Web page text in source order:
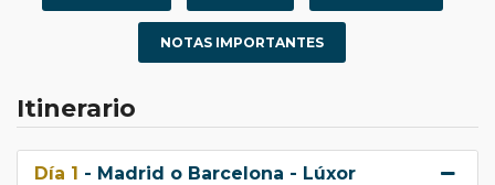
NOTAS IMPORTANTES
Itinerario
Día 1 - Madrid o Barcelona - Lúxor